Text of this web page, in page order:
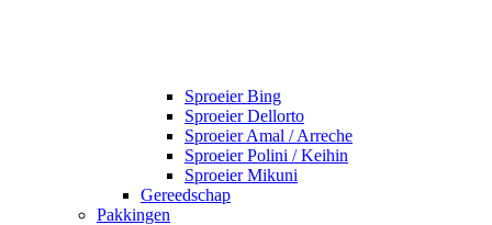
Sproeier Bing
Sproeier Dellorto
Sproeier Amal / Arreche
Sproeier Polini / Keihin
Sproeier Mikuni
Gereedschap
Pakkingen